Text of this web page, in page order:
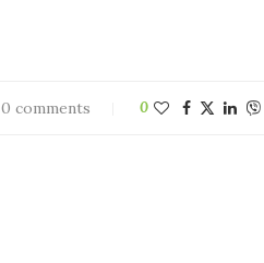
0 comments 0